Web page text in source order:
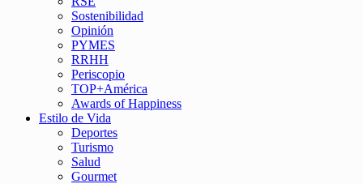
Sostenibilidad
Opinión
PYMES
RRHH
Periscopio
TOP+América
Awards of Happiness
Estilo de Vida
Deportes
Turismo
Salud
Gourmet